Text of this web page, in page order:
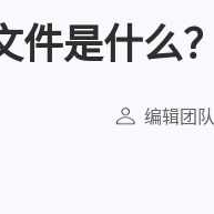
件是什么
编辑团队